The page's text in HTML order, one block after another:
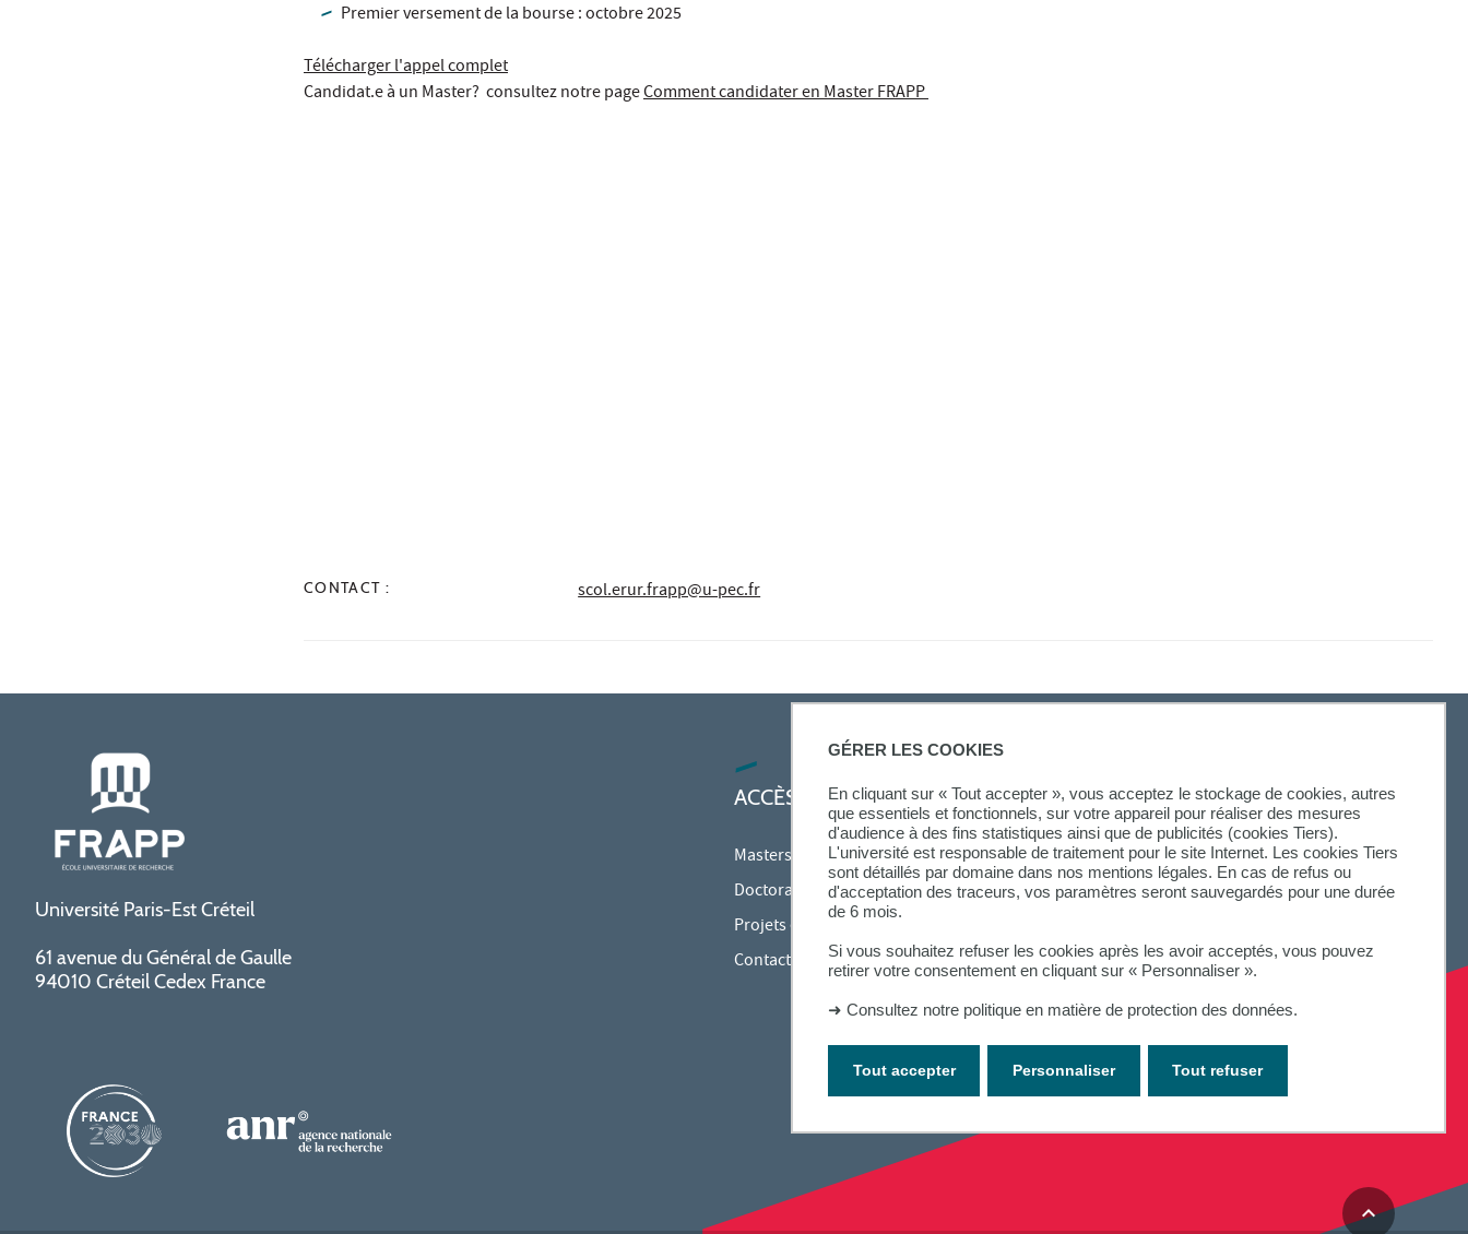
GÉRER LES COOKIES
En cliquant sur « Tout accepter », vous acceptez le stockage de cookies, autres
que essentiels et fonctionnels, sur votre appareil pour réaliser des mesures
d'audience à des fins statistiques ainsi que de publicités (cookies Tiers).
L'université est responsable de traitement pour le site Internet. Les cookies Tiers
sont détaillés par domaine dans nos mentions légales. En cas de refus ou
d'acceptation des traceurs, vos paramètres seront sauvegardés pour une durée
de 6 mois.
Si vous souhaitez refuser les cookies après les avoir acceptés, vous pouvez
retirer votre consentement en cliquant sur « Personnaliser ».
➜ Consultez notre politique en matière de protection des données.
Tout accepter Tout refuser
Personnaliser
Premier versement de la bourse : octobre 2025
Télécharger l'appel complet
Candidat.e à un Master? consultez notre pageComment candidater en Master FRAPP
CONTACT : scol.erur.frapp@u-pec.fr
Université Paris-Est Créteil
61 avenue du Général de Gaulle
94010 Créteil Cedex France
ACCÈS RAPIDES
Masters
Doctorats
Projets et recherche
Contact
SUIVEZ-NOUS